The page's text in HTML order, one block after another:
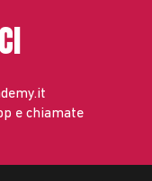
e chiamate